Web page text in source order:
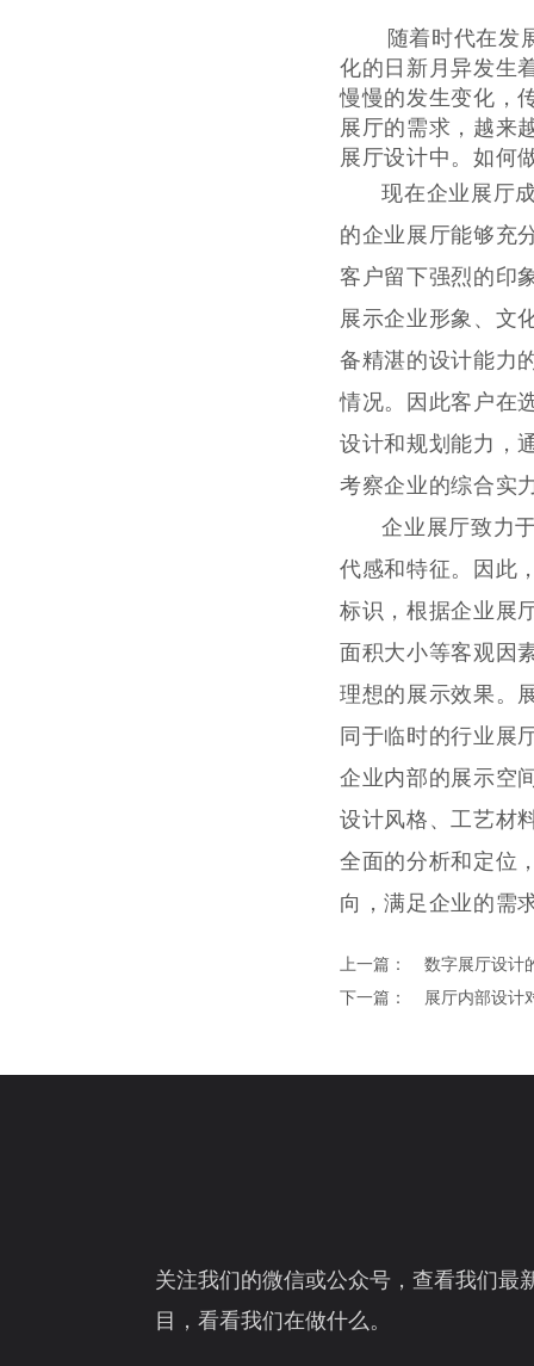
随着时代在发展
化的日新月异发生
慢慢的发生变化，
展厅的需求，越来
展厅设计中。如何
现在企业展厅
的企业展厅能够充
客户留下强烈的印
展示企业形象、文
备精湛的设计能力
情况。因此客户在
设计和规划能力，
考察企业的综合实
企业展厅致力
代感和特征。因此
标识，根据企业展
面积大小等客观因
理想的展示效果。
同于临时的行业展
企业内部的展示空
设计风格、工艺材
全面的分析和定位
向，满足企业的需
上一篇：
数字展厅设计
下一篇：
展厅内部设计
关注我们的微信或公众号，查看我们最
目，看看我们在做什么。